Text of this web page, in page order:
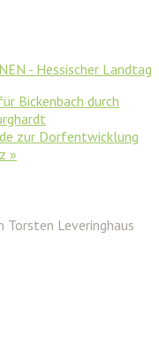
- Hessischer Landtag
Bickenbach durch
zur Dorfentwicklung
»
Leveringhaus